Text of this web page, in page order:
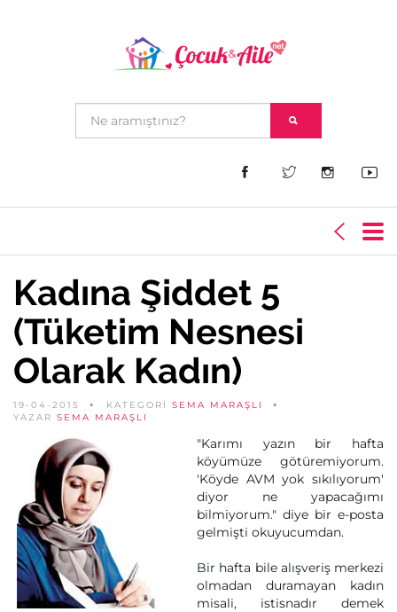
Kadına Şiddet 5
(Tüketim Nesnesi
Olarak Kadın)
19-04-2015 KATEGORİ SEMA MARAŞLI
YAZAR SEMA MARAŞLI
"Karımı yazın bir hafta
köyümüze götüremiyorum.
'Köyde AVM yok sıkılıyorum'
diyor ne yapacağımı
bilmiyorum." diye bir e-posta
gelmişti okuyucumdan.
Bir hafta bile alışveriş merkezi
olmadan duramayan kadın
misali, istisnadır demek